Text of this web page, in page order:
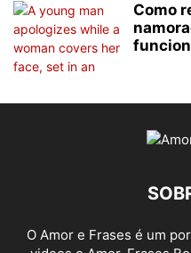
Como
O Amor e Frases é um